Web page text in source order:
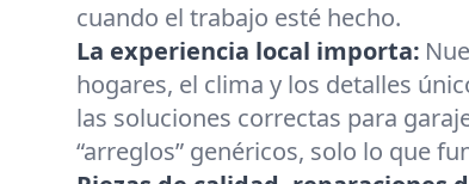
cuando el trabajo esté hecho.
La experiencia local importa:
hogares, el clima y los detalles
las soluciones correctas para
“arreglos” genéricos, solo lo que